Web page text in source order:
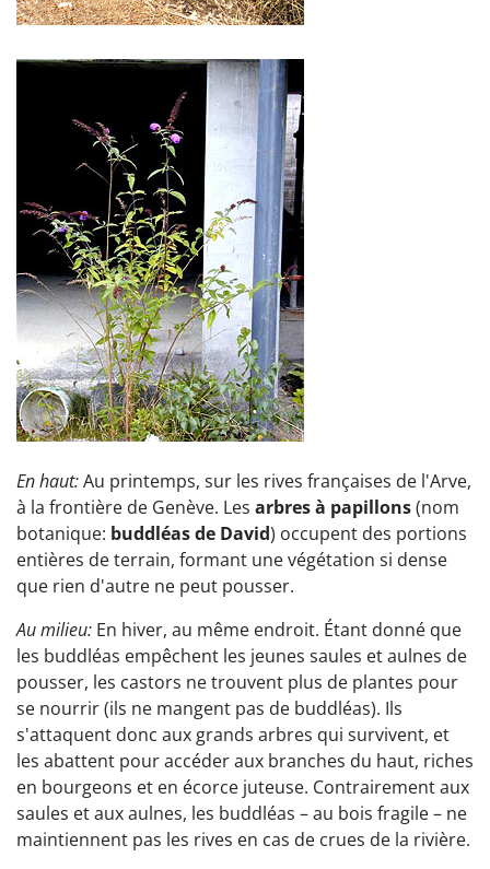
En haut:Au printemps, sur les rives françaises de l'Arve,
à la frontière de Genève. Les arbres à papillons(nom
botanique: buddléas de David) occupent des portions
entières de terrain, formant une végétation si dense
que rien d'autre ne peut pousser.
Au milieu: En hiver, au même endroit. Étant donné que
les buddléas empêchent les jeunes saules et aulnes de
pousser, les castors ne trouvent plus de plantes pour
se nourrir (ils ne mangent pas de buddléas). Ils
s'attaquent donc aux grands arbres qui survivent, et
les abattent pour accéder aux branches du haut, riches
en bourgeons et en écorce juteuse. Contrairement aux
saules et aux aulnes, les buddléas – au bois fragile – ne
maintiennent pas les rives en cas de crues de la rivière.